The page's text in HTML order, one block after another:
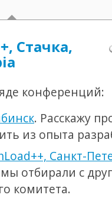
Стачка,
конференций:
. Расскажу
из опыта
Санкт-
отбирали с
комитета.